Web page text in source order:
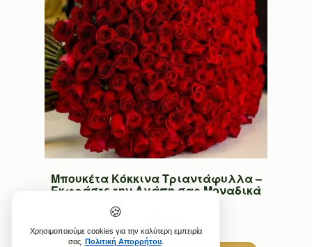
Μπουκέτα Κόκκινα Τριαντάφυλλα –
Εκφράστε την Αγάπη σας Μοναδικά
🍪
Χρησιμοποιούμε cookies για την καλύτερη εμπειρία
σας. Πολιτική Απορρήτου.